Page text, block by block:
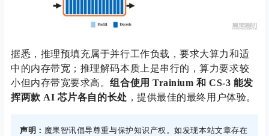
据悉，推理预填充属于并行工作负载，要求大算力和适
中的内存带宽；推理解码本质上是串行的，算力要求较
小但内存带宽要求高。组合使用 Trainium 和 CS-3 能发
挥两款 AI 芯片各自的长处 ，提供最佳的最终用户体验。
声明： 魔果智讯倡导尊重与保护知识产权。如发现本站文章存在